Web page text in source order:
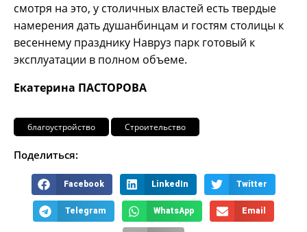
смотря на это, у столичных властей есть твердые
намерения дать душанбинцам и гостям столицы к
весеннему празднику Навруз парк готовый к
эксплуатации в полном объеме.
Екатерина ПАСТОРОВА
благоустройство Строительство
Поделиться:
Facebook LinkedIn Twitter
Telegram WhatsApp Email